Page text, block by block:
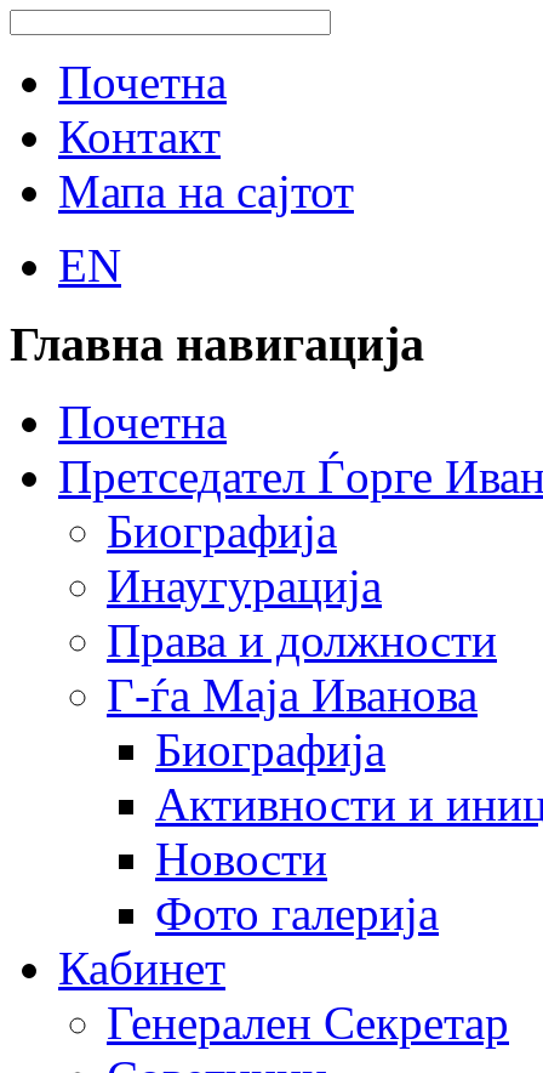
Почетна
Контакт
Мапа на сајтот
EN
Главна навигација
Почетна
Претседател Ѓорге
Биографија
Инаугурација
Права и должности
Г-ѓа Маја Иванова
Биографија
Активности и
Новости
Фото галерија
Кабинет
Генерален Секретар